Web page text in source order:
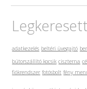
adatkezelés beltéri üvegajtó
bútorszállító kocsik ciszterna
fiókrendszer fotósbolt fény